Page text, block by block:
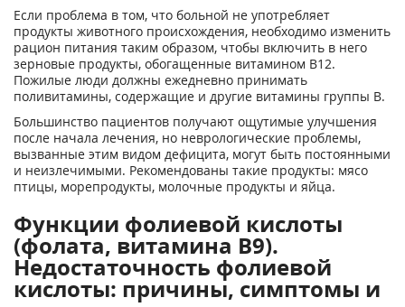
Если проблема в том, что больной не употребляет
продукты животного происхождения, необходимо изменить
рацион питания таким образом, чтобы включить в него
зерновые продукты, обогащенные витамином В12.
Пожилые люди должны ежедневно принимать
поливитамины, содержащие и другие витамины группы В.
Большинство пациентов получают ощутимые улучшения
после начала лечения, но неврологические проблемы,
вызванные этим видом дефицита, могут быть постоянными
и неизлечимыми. Рекомендованы такие продукты: мясо
птицы, морепродукты, молочные продукты и яйца.
Функции фолиевой кислоты
(фолата, витамина В9).
Недостаточность фолиевой
кислоты: причины, симптомы и